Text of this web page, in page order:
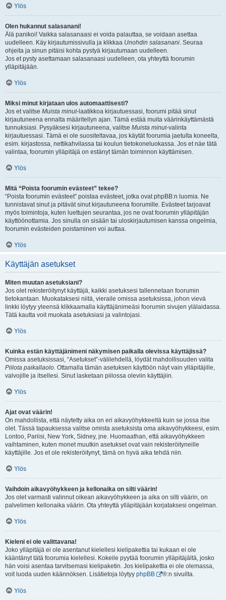
Ylös
Olen hukannut salasanani!
Älä panikoi! Vaikka salasanaasi ei voida palauttaa, se voidaan asettaa
uudelleen. Käy kirjautumissivulla ja klikkaa Unohdin salasanani. Seuraa
ohjeita ja sinun pitäisi kohta pystyä kirjautumaan uudelleen.
Jos et pysty asettamaan salasanaasi uudelleen, ota yhteyttä foorumin
ylläpitäjään.
Ylös
Miksi minut kirjataan ulos automaattisesti?
Jos et valitse Muista minut-laatikkoa kirjautuessasi, foorumi pitää sinut
kirjautuneena ennalta määritellyn ajan. Tämä estää muita väärinkäyttämästä
tunnuksiasi. Pysyäksesi kirjautuneena, valitse Muista minut-valinta
kirjautuessasi. Tämä ei ole suositeltavaa, jos käytät foorumia jaetulta koneelta,
esim. kirjastossa, nettikahvilassa tai koulun tietokoneluokassa. Jos et näe tätä
valintaa, foorumin ylläpitäjä on estänyt tämän toiminnon käyttämisen.
Ylös
Mitä “Poista foorumin evästeet” tekee?
“Poista foorumin evästeet” poistaa evästeet, jotka ovat phpBB:n luomia. Ne
tunnistavat sinut ja pitävät sinut kirjautuneena foorumille. Evästeet tarjoavat
myös toimintoja, kuten luettujen seurantaa, jos ne ovat foorumin ylläpitäjän
käyttöönottamia. Jos sinulla on sisään tai uloskirjautumisen kanssa ongelmia,
foorumin evästeiden poistaminen voi auttaa.
Ylös
Käyttäjän asetukset
Miten muutan asetuksiani?
Jos olet rekisteröitynyt käyttäjä, kaikki asetuksesi tallennetaan foorumin
tietokantaan. Muokataksesi niitä, vieraile omissa asetuksissa, johon vievä
linkki löytyy yleensä klikkaamalla käyttäjänimeäsi foorumin sivujen ylälaidassa.
Tätä kautta voit muokata asetuksiasi ja valintojasi.
Ylös
Kuinka estän käyttäjänimeni näkymisen paikalla olevissa käyttäjissä?
Omissa asetuksissasi, “Asetukset”-välilehdellä, löydät mahdollisuuden valita
Piilota paikallaolo. Ottamalla tämän asetuksen käyttöön näyt vain ylläpitäjille,
valvojille ja itsellesi. Sinut lasketaan piilossa oleviin käyttäjiin.
Ylös
Ajat ovat väärin!
On mahdollista, että näytetty aika on eri aikavyöhykkeeltä kuin se jossa itse
olet. Tässä tapauksessa valitse omista asetuksista oma aikavyöhykkeesi, esim.
Lontoo, Pariisi, New York, Sidney, jne. Huomaathan, että aikavyöhykkeen
vaihtaminen, kuten monet muutkin asetukset ovat vain rekisteröityneille
käyttäjille. Jos et ole rekisteröitynyt, tämä on hyvä aika tehdä niin.
Ylös
Vaihdoin aikavyöhykkeen ja kellonaika on silti väärin!
Jos olet varmasti valinnut oikean aikavyöhykkeen ja aika on silti väärin, on
palvelimen kellonaika väärin. Ota yhteyttä ylläpitäjään korjataksesi ongelman.
Ylös
Kieleni ei ole valittavana!
Joko ylläpitäjä ei ole asentanut kielellesi kielipakettia tai kukaan ei ole
kääntänyt tätä foorumia kielellesi. Kokeile pyytää foorumin ylläpitäjältä, josko
hän voisi asentaa tarvitsemasi kielipaketin. Jos kielipakettia ei ole olemassa,
voit luoda uuden käännöksen. Lisätietoja löytyy phpBB ®:n sivuilta.
Ylös